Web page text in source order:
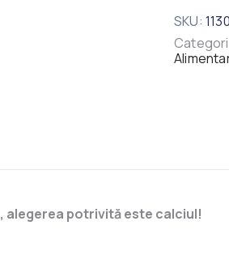
SKU:
alegerea potrivită este calciul!